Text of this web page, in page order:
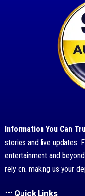
Information You Can
stories and live updates.
entertainment and
rely on, making us your
Quick Links